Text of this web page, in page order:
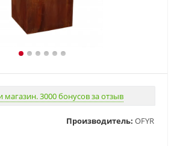
магазин. 3000 бонусов за отзыв
Производитель: OFYR